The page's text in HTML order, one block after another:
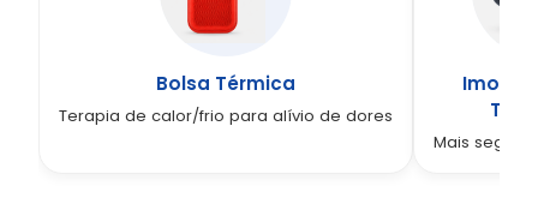
Bolsa Térmica
Terapia de calor/frio para alívio de dores
Mais